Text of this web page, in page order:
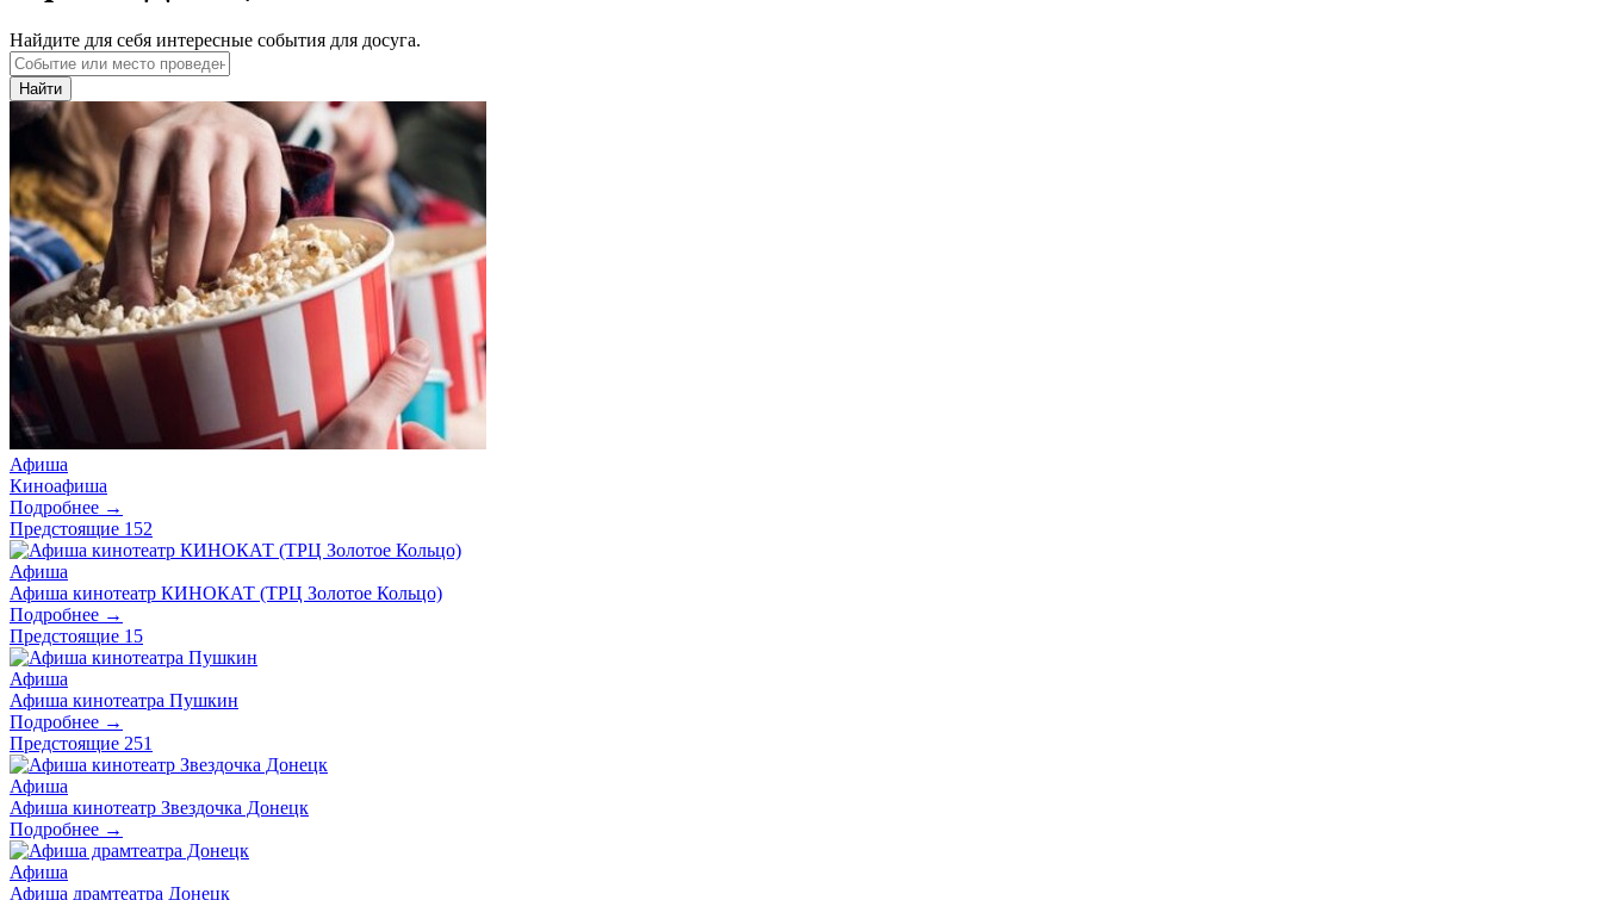
Найдите для себя интересные события для досуга.
Найти
Афиша
Киноафиша
Подробнее →
Предстоящие 152
Афиша
Афиша кинотеатр КИНОКАТ (ТРЦ Золотое Кольцо)
Подробнее →
Предстоящие 15
Афиша
Афиша кинотеатра Пушкин
Подробнее →
Предстоящие 251
Афиша
Афиша кинотеатр Звездочка Донецк
Подробнее →
Афиша
Афиша драмтеатра Донецк